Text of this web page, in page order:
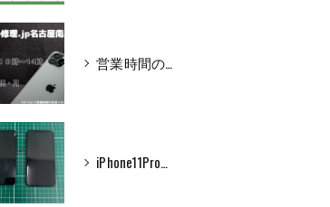
営業時間のお知らせ
iPhone11Pro フロントパネル交換